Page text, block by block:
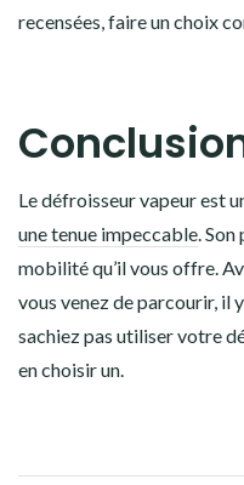
recensées, faire un choix
Le défroisseur vapeur est
une tenue impeccable .
mobilité qu’il vous offre.
vous venez de parcourir, il
sachiez pas utiliser votre
en choisir un.